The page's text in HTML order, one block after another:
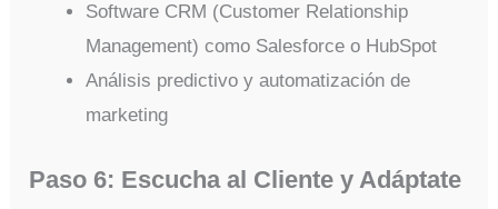
Software CRM (Customer Relationship
Management) como Salesforce o HubSpot
Análisis predictivo y automatización de
marketing
Paso 6: Escucha al Cliente y Adáptate